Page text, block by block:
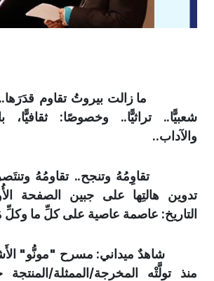
ما زالت بيروتُ تقاوم
شعبيًّا.. تراثيًّا.. وخصوصًا: ثقافيًّا،
والآداب..
تقاوِمُهُ وتنجح.. تقاومُهُ
تدوين هالتِها على جبين الصفحة
التاريخ: عاصمة عاصية على كلِّ ما
شاهدٌ ميداني: مسرح "مونُّو"
منذ تولَّتْه المخرجة/الممثلة/